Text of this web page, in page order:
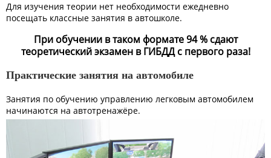
Для изучения теории нет необходимости ежедневно
посещать классные занятия в автошколе.
При обучении в таком формате 94 % сдают
теоретический экзамен в ГИБДД с первого раза!
Практические занятия на автомобиле
Занятия по обучению управлению легковым автомобилем
начинаются на автотренажёре.